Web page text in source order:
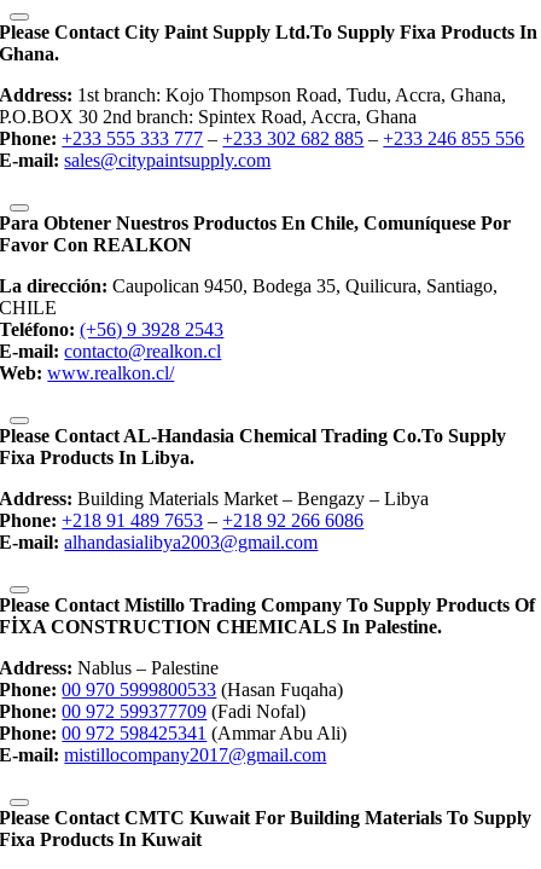
Please Contact City Paint Supply Ltd.to Supply Fixa Products In
Ghana.
Address: 1st branch: Kojo Thompson Road, Tudu, Accra, Ghana,
P.O.BOX 30 2nd branch: Spintex Road, Accra, Ghana
Phone: +233 555 333 777 –+233 302 682 885 –+233 246 855 556
E-mail: sales@citypaintsupply.com
Para Obtener Nuestros Productos En Chile, Comuníquese Por
Favor Con REALKON
La dirección: Caupolican 9450, Bodega 35, Quilicura, Santiago,
CHILE
Teléfono: (+56) 9 3928 2543
E-mail: contacto@realkon.cl
Web: www.realkon.cl/
Please Contact AL-Handasia Chemical Trading Co.to Supply
Fixa Products In Libya.
Address: Building Materials Market – Bengazy – Libya
Phone: +218 91 489 7653 –+218 92 266 6086
E-mail: alhandasialibya2003@gmail.com
Please Contact Mistillo Trading Company To Supply Products Of
FİXA CONSTRUCTION CHEMICALS In Palestine.
Address: Nablus – Palestine
Phone: 00 970 5999800533 (Hasan Fuqaha)
Phone: 00 972 599377709 (Fadi Nofal)
Phone: 00 972 598425341 (Ammar Abu Ali)
E-mail: mistillocompany2017@gmail.com
Please Contact CMTC Kuwait For Building Materials To Supply
Fixa Products In Kuwait